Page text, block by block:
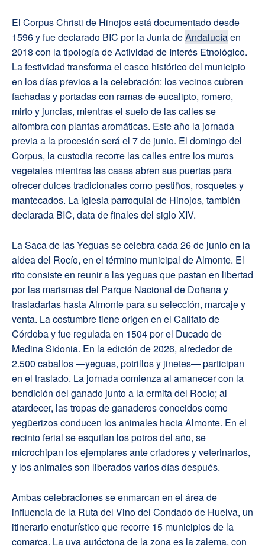
El Corpus Christi de Hinojos está documentado desde
1596 y fue declarado BIC por la Junta deAndalucíaen
2018 con la tipología de Actividad de Interés Etnológico.
La festividad transforma el casco histórico del municipio
en los días previos a la celebración: los vecinos cubren
fachadas y portadas con ramas de eucalipto, romero,
mirto y juncias, mientras el suelo de las calles se
alfombra con plantas aromáticas. Este año la jornada
previa a la procesión será el 7 de junio. El domingo del
Corpus, la custodia recorre las calles entre los muros
vegetales mientras las casas abren sus puertas para
ofrecer dulces tradicionales como pestiños, rosquetes y
mantecados. La iglesia parroquial de Hinojos, también
declarada BIC, data de finales del siglo XIV.
La Saca de las Yeguas se celebra cada 26 de junio en la
aldea del Rocío, en el término municipal de Almonte. El
rito consiste en reunir a las yeguas que pastan en libertad
por las marismas del Parque Nacional de Doñana y
trasladarlas hasta Almonte para su selección, marcaje y
venta. La costumbre tiene origen en el Califato de
Córdoba y fue regulada en 1504 por el Ducado de
Medina Sidonia. En la edición de 2026, alrededor de
2.500 caballos —yeguas, potrillos y jinetes— participan
en el traslado. La jornada comienza al amanecer con la
bendición del ganado junto a la ermita del Rocío; al
atardecer, las tropas de ganaderos conocidos como
yegüerizos conducen los animales hacia Almonte. En el
recinto ferial se esquilan los potros del año, se
microchipan los ejemplares ante criadores y veterinarios,
y los animales son liberados varios días después.
Ambas celebraciones se enmarcan en el área de
influencia de la Ruta del Vino del Condado de Huelva, un
itinerario enoturístico que recorre 15 municipios de la
comarca. La uva autóctona de la zona es la zalema, con